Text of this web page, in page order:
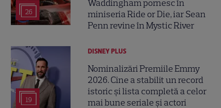
26
Waddingham pornesc în
miniseria Ride or Die, iar Sean
Penn revine în Mystic River
19
DISNEY PLUS
Nominalizări Premiile Emmy
2026. Cine a stabilit un record
istoric și lista completă a celor
mai bune seriale și actori